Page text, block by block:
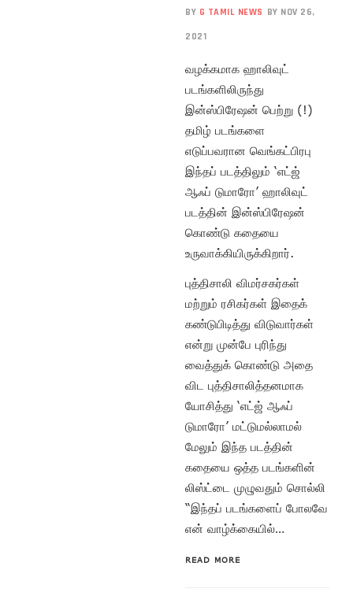
BY G TAMIL NEWS BY NOV 26,
2021
வழக்கமாக ஹாலிவுட்
படங்களிலிருந்து
இன்ஸ்பிரேஷன் பெற்று (!)
தமிழ் படங்களை
எடுப்பவரான வெங்கட்பிரபு
இந்தப் படத்திலும் ‘எட்ஜ்
ஆஃப் டுமாரோ’ ஹாலிவுட்
படத்தின் இன்ஸ்பிரேஷன்
கொண்டு கதையை
உருவாக்கியிருக்கிறார்.
புத்திசாலி விமர்சகர்கள்
மற்றும் ரசிகர்கள் இதைக்
கண்டுபிடித்து விடுவார்கள்
என்று முன்பே புரிந்து
வைத்துக் கொண்டு அதை
விட புத்திசாலித்தனமாக
யோசித்து ‘எட்ஜ் ஆஃப்
டுமாரோ’ மட்டுமல்லாமல்
மேலும் இந்த படத்தின்
கதையை ஒத்த படங்களின்
லிஸ்ட்டை முழுவதும் சொல்லி
“இந்தப் படங்களைப் போலவே
என் வாழ்க்கையில்…
READ MORE